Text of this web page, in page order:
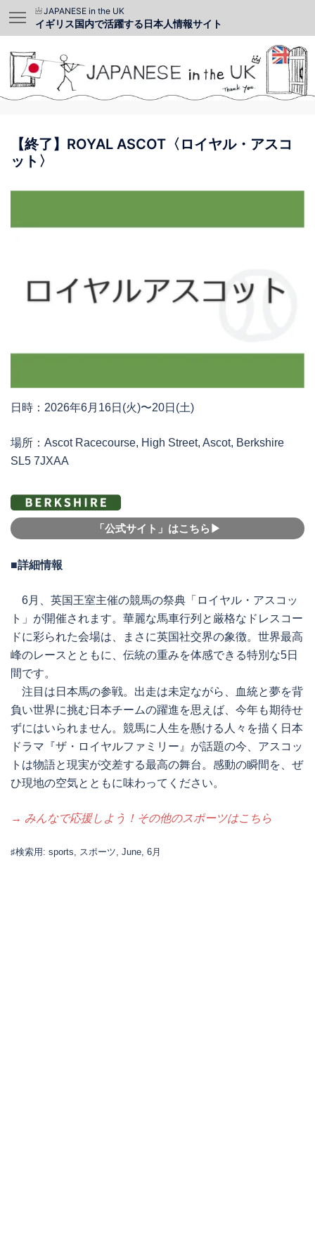
JAPANESE in the UK
イギリス国内で活躍する日本人情報サイト
【終了】ROYAL ASCOT〈ロイヤル・アスコ
ット〉
日時：2026年6月16日(火)〜20日(土)
場所：Ascot Racecourse, High Street, Ascot, Berkshire
SL5 7JXAA
「公式サイト」はこちら▶︎
■詳細情報
6月、英国王室主催の競馬の祭典「ロイヤル・アスコッ
ト」が開催されます。華麗な馬車行列と厳格なドレスコー
ドに彩られた会場は、まさに英国社交界の象徴。世界最高
峰のレースとともに、伝統の重みを体感できる特別な5日
間です。
注目は日本馬の参戦。出走は未定ながら、血統と夢を背
負い世界に挑む日本チームの躍進を思えば、今年も期待せ
ずにはいられません。競馬に人生を懸ける人々を描く日本
ドラマ『ザ・ロイヤルファミリー』が話題の今、アスコッ
トは物語と現実が交差する最高の舞台。感動の瞬間を、ぜ
ひ現地の空気とともに味わってください。
→ みんなで応援しよう！その他のスポーツはこちら
♯検索用: sports, スポーツ, June, 6月